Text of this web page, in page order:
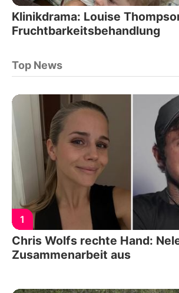
Klinikdrama: Louise
Fruchtbarkeitsbehandlung
Top News
1
Chris Wolfs rechte Hand:
Zusammenarbeit aus